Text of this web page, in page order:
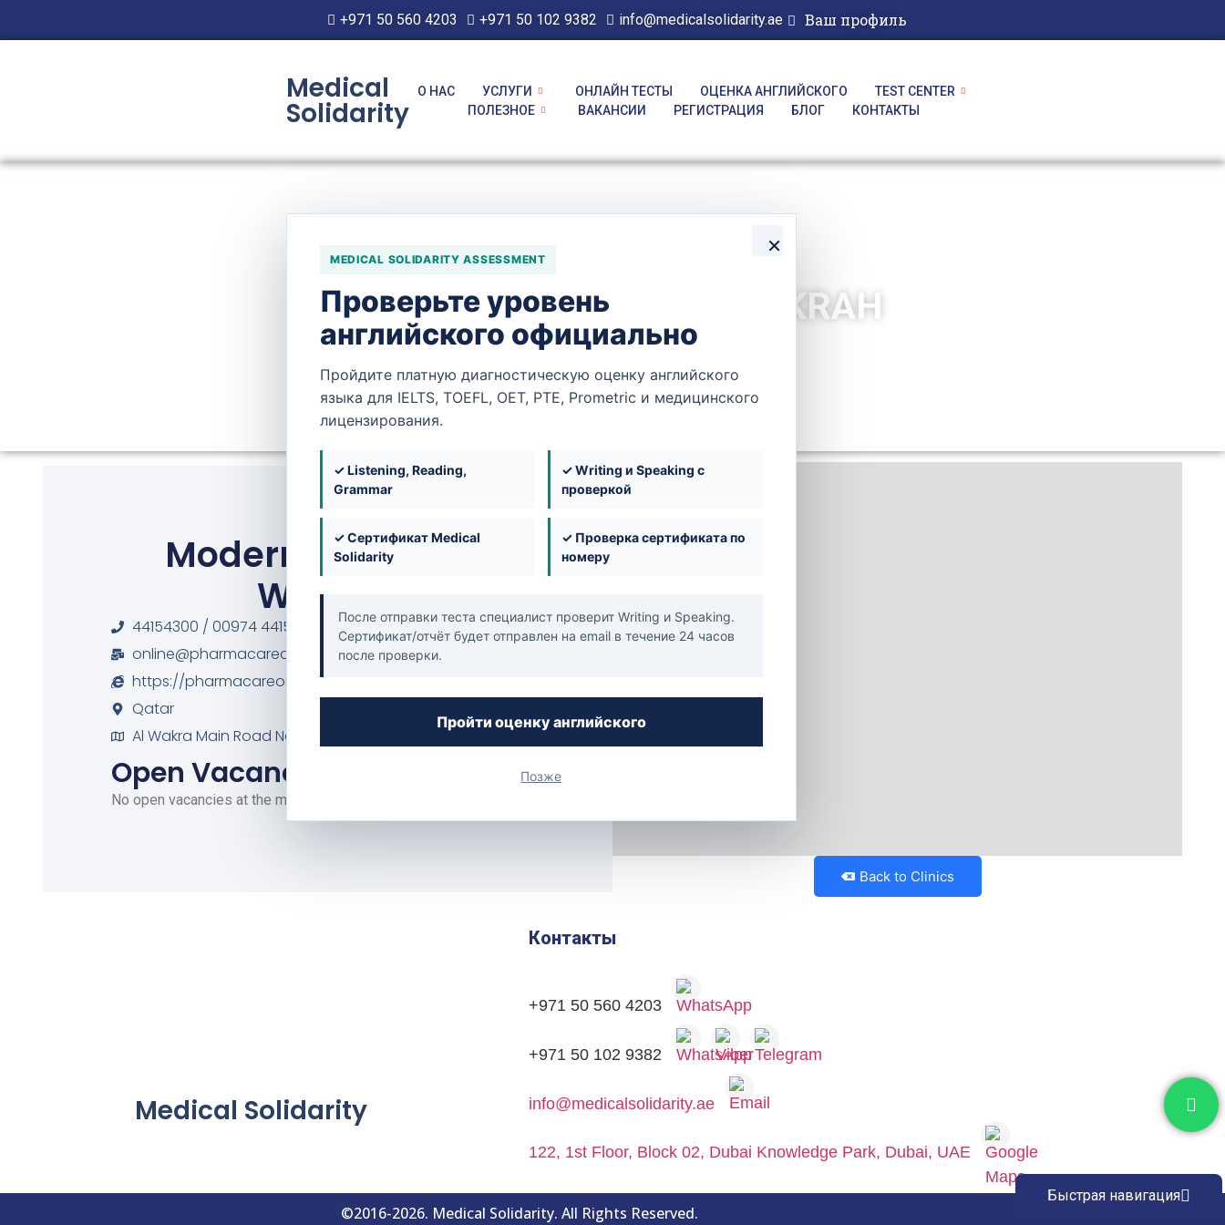
+971 50 560 4203 +971 50 102 9382 info@medicalsolidarity.ae Ваш профиль
Medical
Solidarity
×
MEDICAL SOLIDARITY ASSESSMENT
Проверьте уровень
английского официально
Пройдите платную диагностическую оценку английского
языка для IELTS, TOEFL, OET, PTE, Prometric и медицинского
лицензирования.
✓ Listening, Reading,
Grammar
✓ Writing и Speaking с
проверкой
✓ Сертификат Medical
Solidarity
✓ Проверка сертификата по
номеру
После отправки теста специалист проверит Writing и Speaking.
Сертификат/отчёт будет отправлен на email в течение 24 часов
после проверки.
Пройти оценку английского
Позже
О НАС УСЛУГИ ОНЛАЙН ТЕСТЫ ОЦЕНКА АНГЛИЙСКОГО
TEST CENTER
ПОЛЕЗНОЕ
ВАКАНСИИ РЕГИСТРАЦИЯ БЛОГ КОНТАКТЫ
Быстрая навигация
MODERN RELIEF — AL WAKRAH
Modern Relief — Al
Wakrah
44154300 / 00974 44154299 / 00974 30322566
online@pharmacareqatar.com
https://pharmacareonline.qa/
Qatar
Al Wakra Main Road Near International Islamic Bank
Open Vacancies
No open vacancies at the moment.
Back to Clinics
Medical Solidarity
Контакты
+971 50 560 4203
+971 50 102 9382
info@medicalsolidarity.ae
122, 1st Floor, Block 02, Dubai Knowledge Park, Dubai, UAE
©2016-2026. Medical Solidarity. All Rights Reserved.